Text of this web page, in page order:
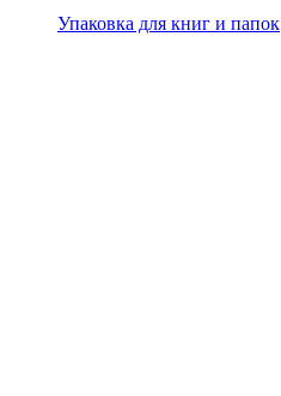
Упаковка для книг и папок